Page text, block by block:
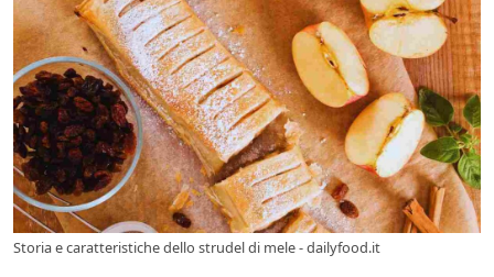
Storia e caratteristiche dello strudel di mele - dailyfood.it